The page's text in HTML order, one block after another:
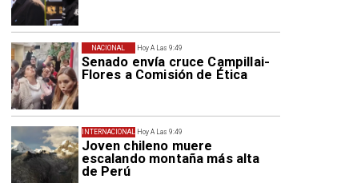
Hoy A Las 9:49
Senado envía cruce Campillai-
Flores a Comisión de Ética
NACIONAL
Hoy A Las 9:49
Joven chileno muere
escalando montaña más alta
de Perú
INTERNACIONAL